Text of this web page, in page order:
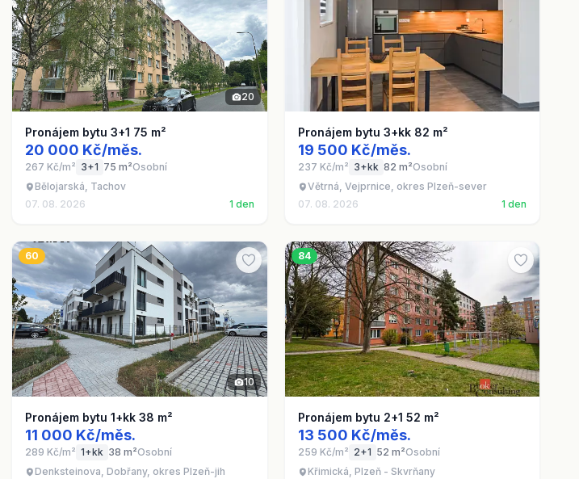
20
Pronájem bytu 3+1 75 m²
20 000 Kč/měs.
267 Kč/m² 3+1 75 m²Osobní
Bělojarská, Tachov
07. 08. 2026
1 den
Pronájem bytu 3+kk 82 m²
19 500 Kč/měs.
237 Kč/m² 3+kk 82 m²Osobní
Větrná, Vejprnice, okres Plzeň-sever
07. 08. 2026
1 den
60
10
Pronájem bytu 1+kk 38 m²
11 000 Kč/měs.
289 Kč/m² 1+kk 38 m²Osobní
Denksteinova, Dobřany, okres Plzeň-jih
84
Pronájem bytu 2+1 52 m²
13 500 Kč/měs.
259 Kč/m² 2+1 52 m²Osobní
Křimická, Plzeň - Skvrňany